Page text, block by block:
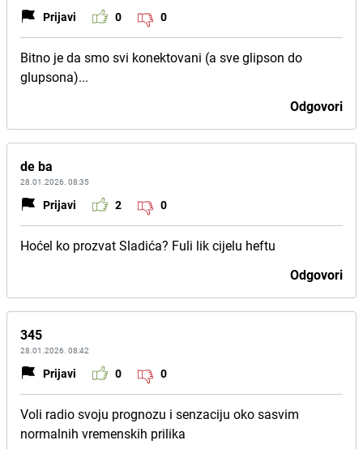
Prijavi 0 0
Bitno je da smo svi konektovani (a sve glipson do
glupsona)...
Odgovori
de ba
28.01.2026. 08:35
Prijavi 2 0
Hoćel ko prozvat Sladića? Fuli lik cijelu heftu
Odgovori
345
28.01.2026. 08:42
Prijavi 0 0
Voli radio svoju prognozu i senzaciju oko sasvim
normalnih vremenskih prilika